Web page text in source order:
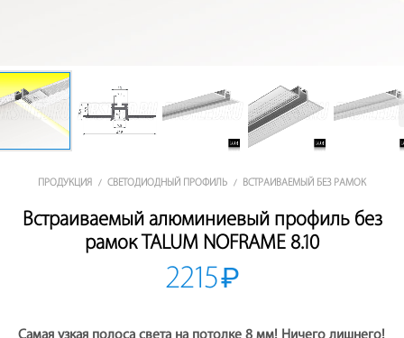
ПРОДУКЦИЯ / СВЕТОДИОДНЫЙ ПРОФИЛЬ / ВСТРАИВАЕМЫЙ БЕЗ РАМОК
Встраиваемый алюминиевый профиль без
рамок TALUM NOFRAME 8.10
2215₽
Самая узкая полоса света на потолке 8 мм! Ничего лишнего!